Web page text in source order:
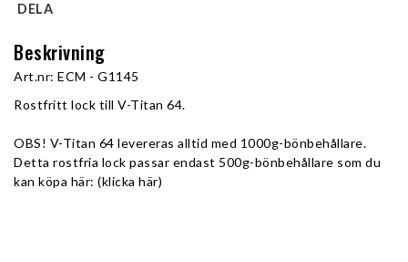
DELA
Beskrivning
Art.nr: ECM - G1145
Rostfritt lock till V-Titan 64.
OBS! V-Titan 64 levereras alltid med 1000g-bönbehållare.
Detta rostfria lock passar endast 500g-bönbehållare som du
kan köpa här: (klicka här)